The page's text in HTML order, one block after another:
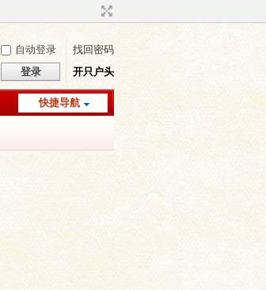
自动登录
找回密码
登录 开只户头
快捷导航